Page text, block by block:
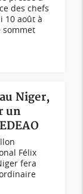
des chefs
10 août à
sommet
Niger,
un
Félix
fera